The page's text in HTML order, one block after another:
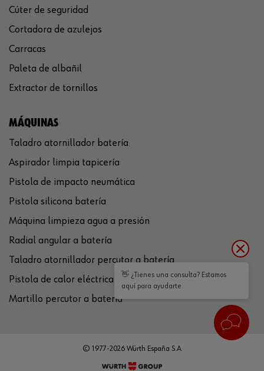
Cúter de seguridad
Cortadora de azulejos
Carracas
Paleta de albañil
Extractor de tornillos
MÁQUINAS
Taladro atornillador batería
Aspirador limpia tapicería
Pistola de impacto neumática
Pistola silicona batería
Máquina limpieza agua a presión
Radial angular a batería
Taladro atornillador percutor a batería
Pistola de calor eléctrica
Martillo percutor a batería
© 1977-2026 Würth España S.A
👋 ¿Tienes una consulta? Estamos
aquí para ayudarte.